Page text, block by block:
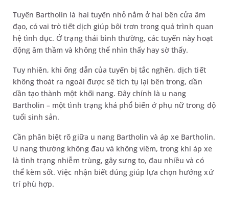
Tuyến Bartholin là hai tuyến nhỏ nằm ở hai bên cửa âm
đạo, có vai trò tiết dịch giúp bôi trơn trong quá trình quan
hệ tình dục. Ở trạng thái bình thường, các tuyến này hoạt
động âm thầm và không thể nhìn thấy hay sờ thấy.
Tuy nhiên, khi ống dẫn của tuyến bị tắc nghẽn, dịch tiết
không thoát ra ngoài được sẽ tích tụ lại bên trong, dần
dần tạo thành một khối nang. Đây chính là u nang
Bartholin – một tình trạng khá phổ biến ở phụ nữ trong độ
tuổi sinh sản.
Cần phân biệt rõ giữa u nang Bartholin và áp xe Bartholin.
U nang thường không đau và không viêm, trong khi áp xe
là tình trạng nhiễm trùng, gây sưng to, đau nhiều và có
thể kèm sốt. Việc nhận biết đúng giúp lựa chọn hướng xử
trí phù hợp.